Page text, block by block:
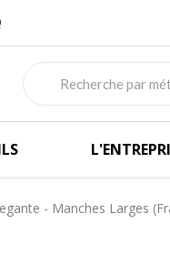
- Manches Larges